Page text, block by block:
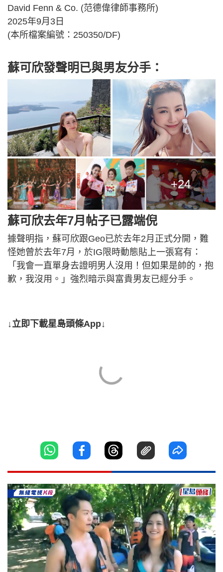
David Fenn & Co. (范德偉律師事務所)
2025年9月3日
(本所檔案編號：250350/DF)
蘇可欣發聲明已與男友分手：
+24
蘇可欣去年7月帖子已露端倪
據聲明指，蘇可欣跟Geo已於去年2月正式分開，難
怪她曾於去年7月，於IG限時動態貼上一張寫有：
「我會一直單身去證明男人沒用！但如果是帥的，抱
歉，我沒用。」強烈暗示與富貴男友已經分手。
↓立即下載星島頭條App↓